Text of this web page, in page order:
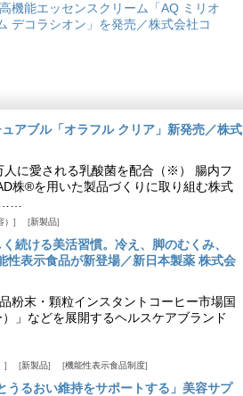
機能エッセンスクリーム「AQ ミリオ
デコラシオン」を発売／株式会社コ
アブル「オラフル クリア」新発売／株式
に愛される乳酸菌を配合（※） 腸内フ
株®を用いた製品づくりに取り組む株式
新製品
続ける美活習慣。冷え、脚のむくみ、
性表示食品が新登場／新日本製薬 株式会
粉末・顆粒インスタントコーヒー市場国
」などを展開するヘルスケアブランド
新製品 機能性表示食品制度
うるおい維持をサポートする」美容サプ